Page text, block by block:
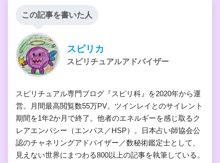
この記事を書いた人
スピリカ
スピリチュアルアドバイザー
スピリチュアル専門ブログ『スピリ科』を2020年から運
営。月間最高閲覧数55万PV。ツインレイとのサイレント
期間を1年2か月で終了。他者のエネルギーを感じ取るク
レアエンパシー（エンパス／HSP）。日本占い師協会公
認のチャネリングアドバイザー／数秘術鑑定士として、
見えない世界にまつわる800以上の記事を執筆している。